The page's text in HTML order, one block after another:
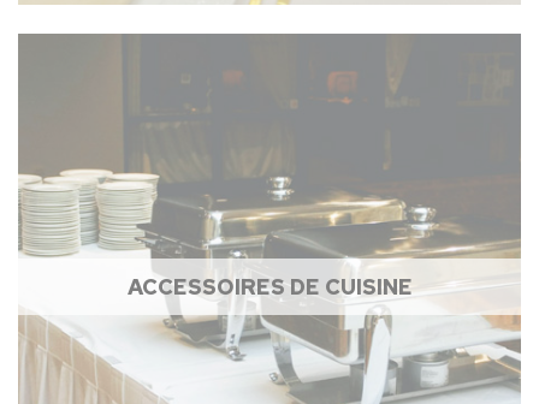
ACCESSOIRES DE CUISINE